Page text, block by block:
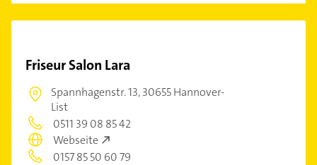
Friseur Salon Lara
Spannhagenstr. 13,30655 Hannover-
List
0511 39 08 85 42
Webseite
0157 85 50 60 79